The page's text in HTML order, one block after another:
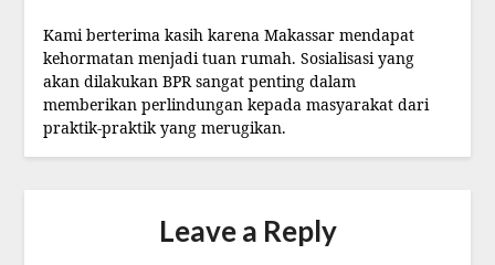
Kami berterima kasih karena Makassar mendapat
kehormatan menjadi tuan rumah. Sosialisasi yang
akan dilakukan BPR sangat penting dalam
memberikan perlindungan kepada masyarakat dari
praktik-praktik yang merugikan.
Leave a Reply